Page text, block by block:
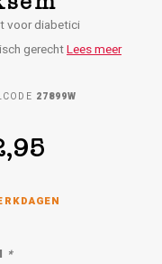
voor diabetici
gerechtLees meer
27899W
*